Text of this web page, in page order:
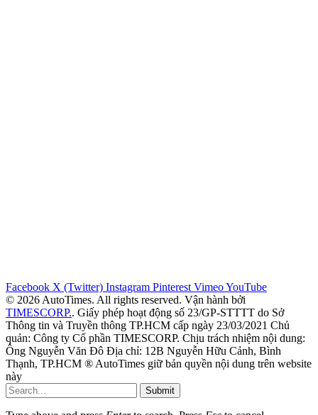
Facebook X (Twitter) Instagram Pinterest VimeoYouTube
© 2026 AutoTimes. All rights reserved. Vận hành bởi
TIMESCORP.. Giấy phép hoạt động số 23/GP-STTTT do Sở
Thông tin và Truyền thông TP.HCM cấp ngày 23/03/2021 Chủ
quản: Công ty Cổ phần TIMESCORP. Chịu trách nhiệm nội dung:
Ông Nguyễn Văn Đô Địa chỉ: 12B Nguyễn Hữu Cảnh, Bình
Thạnh, TP.HCM ® AutoTimes giữ bản quyền nội dung trên website
này
Submit